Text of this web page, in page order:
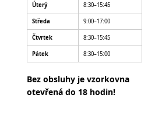
Úterý 8:30–15:45
Středa 9:00–17:00
Čtvrtek 8:30–15:45
Pátek 8:30–15:00
Bez obsluhy je vzorkovna
otevřená do 18 hodin!